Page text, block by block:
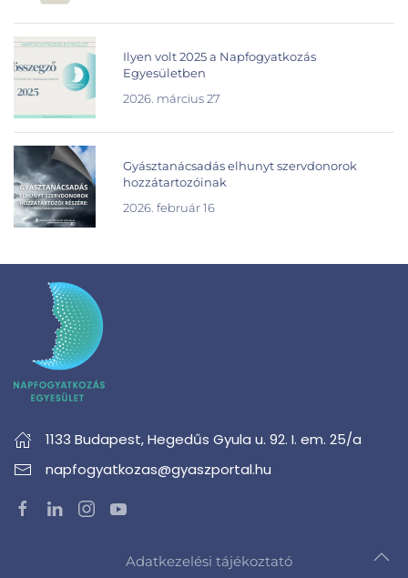
Ilyen volt 2025 a Napfogyatkozás
Egyesületben
2026. március 27
Gyásztanácsadás elhunyt szervdonorok
hozzátartozóinak
2026. február 16
1133 Budapest,Hegedűs Gyula u. 92. I. em. 25/a
napfogyatkozas@gyaszportal.hu
Adatkezelési tájékoztató